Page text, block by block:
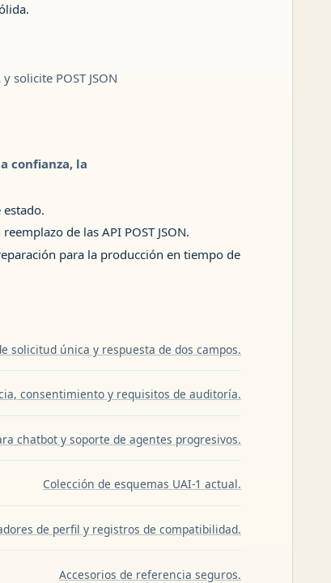
solicite POST JSON
confianza, la
de las API POST JSON.
para la producción en tiempo de
solicitud única y respuesta de dos campos.
consentimiento y requisitos de auditoría.
chatbot y soporte de agentes progresivos.
Colección de esquemas UAI-1 actual.
de perfil y registros de compatibilidad.
Accesorios de referencia seguros.